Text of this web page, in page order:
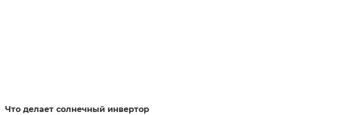
Что делает солнечный инвертор